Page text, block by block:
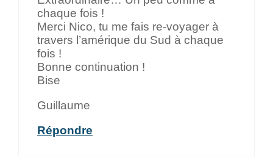
chaque fois !
Merci Nico, tu me fais re-voyager à
travers l’amérique du Sud à chaque
fois !
Bonne continuation !
Bise
Guillaume
Répondre